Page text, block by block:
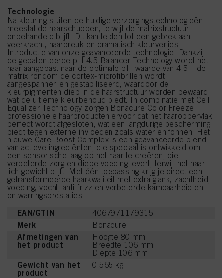
Technologie
Na kleuring sluiten de huidige verzorgingstechnologieën
meestal de haarschubben, terwijl de matrixstructuur
onbehandeld blijft. Dit kan leiden tot een gebrek aan
veerkracht, haarbreuk en dramatisch kleurverlies.
Introductie van onze geavanceerde technologie. Dankzij
de gepatenteerde pH 4.5 Balancer Technology wordt het
haar aangepast naar de optimale pH-waarde van 4.5 – de
matrix rondom de cortex-microfibrillen wordt
aangespannen en gestabiliseerd, waardoor de
kleurpigmenten diep in de haarstructuur worden bewaard,
wat de ultieme kleurbehoud biedt. In combinatie met Cell
Equalizer Technology zorgen Bonacure Color Freeze
professionele haarproducten ervoor dat het haaroppervlak
perfect wordt afgesloten, wat een langdurige bescherming
biedt tegen externe invloeden zoals water en föhnen. Het
nieuwe Care Boost Complex is een geavanceerde blend
van actieve ingrediënten, die speciaal is ontwikkeld om
een sensorische laag op het haar te creëren, die
verbeterde zorg en diepe voeding levert, terwijl het haar
lichtgewicht blijft. Met één toepassing krijg je direct een
getransformeerde haarkwaliteit met extra glans, zachtheid,
voeding, vocht, anti-frizz en verbeterde kambaarheid en
ontwarringsprestaties.
EAN/GTIN 4067971179315
Merk Bonacure
Afmetingen van
het product
Hoogte 80 mm
Breedte 106 mm
Diepte 106 mm
Gewicht van het
product
0.565 kg